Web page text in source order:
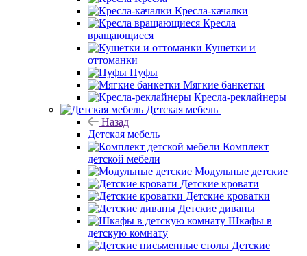
Кресла-качалки
Кресла
вращающиеся
Кушетки и
оттоманки
Пуфы
Мягкие банкетки
Кресла-реклайнеры
Детская мебель
Назад
Детская мебель
Комплект
детской мебели
Модульные детские
Детские кровати
Детские кроватки
Детские диваны
Шкафы в
детскую комнату
Детские